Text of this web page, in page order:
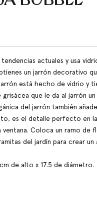
oferta
tendencias actuales y usa
un jarrón decorativo
está hecho de vidrio y
grisácea que le da al jarrón
del jarrón también
es el detalle perfecto en
ventana. Coloca un ramo de
del jardín para crear
de alto x 17.5 de diámetro.